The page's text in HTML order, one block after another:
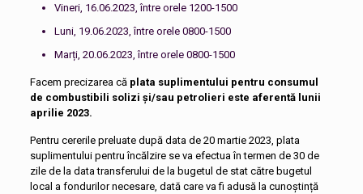
Vineri, 16.06.2023, între orele 1200-1500
Luni, 19.06.2023, între orele 0800-1500
Marți, 20.06.2023, între orele 0800-1500
Facem precizarea că plata suplimentului pentru consumul
de combustibili solizi şi/sau petrolieri este aferentă lunii
aprilie 2023.
Pentru cererile preluate după data de 20 martie 2023, plata
suplimentului pentru încălzire se va efectua în termen de 30 de
zile de la data transferului de la bugetul de stat către bugetul
local a fondurilor necesare, dată care va fi adusă la cunoștință